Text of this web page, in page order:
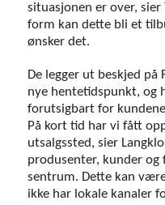
situasjonen er over, sier
form kan dette bli et
ønsker det.
De legger ut beskjed på
nye hentetidspunkt, og
forutsigbart for
På kort tid har vi fått
utsalgssted, sier
produsenter, kunder og
sentrum. Dette kan
ikke har lokale kanaler